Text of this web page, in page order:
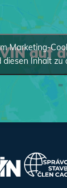
auf
Marketing-
diesen Inhalt zu